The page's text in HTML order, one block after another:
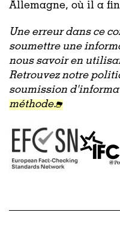
Allemagne, où il a
Une erreur dans ce
soumettre une
nous savoir en
Retrouvez notre
soumission
méthode.